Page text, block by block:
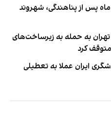
دو فوتبالیست زن ایرانی ۵ ماه پس از پناهندگی، شهروند
تهران به حمله به زیرساخت‌های
کرد
ایران عملا به تعطیلی